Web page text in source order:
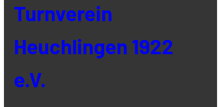
Turnverein
Heuchlingen 1922
e.V.